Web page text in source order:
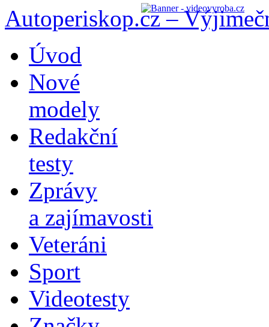
Autoperiskop.cz –
obsahu
webu
Úvod
Nové
modely
Redakční
testy
Zprávy
a zajímavosti
Veteráni
Sport
Videotesty